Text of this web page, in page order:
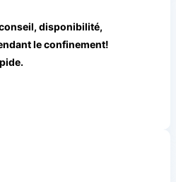
disponibilité,
le confinement!